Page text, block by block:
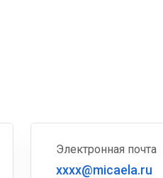
Электронная почта
xxxx@micaela.ru